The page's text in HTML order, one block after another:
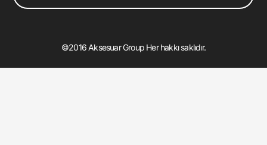
©2016 Aksesuar Group Her hakkı saklıdır.